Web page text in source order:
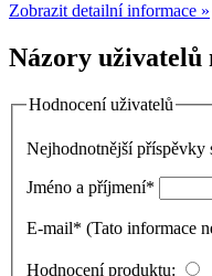
Zobrazit detailní informace »
Názory uživatelů
Hodnocení uživatelů
Nejhodnotnější příspěvky
Jméno a příjmení*
E-mail* (Tato informace
Hodnocení produktu: